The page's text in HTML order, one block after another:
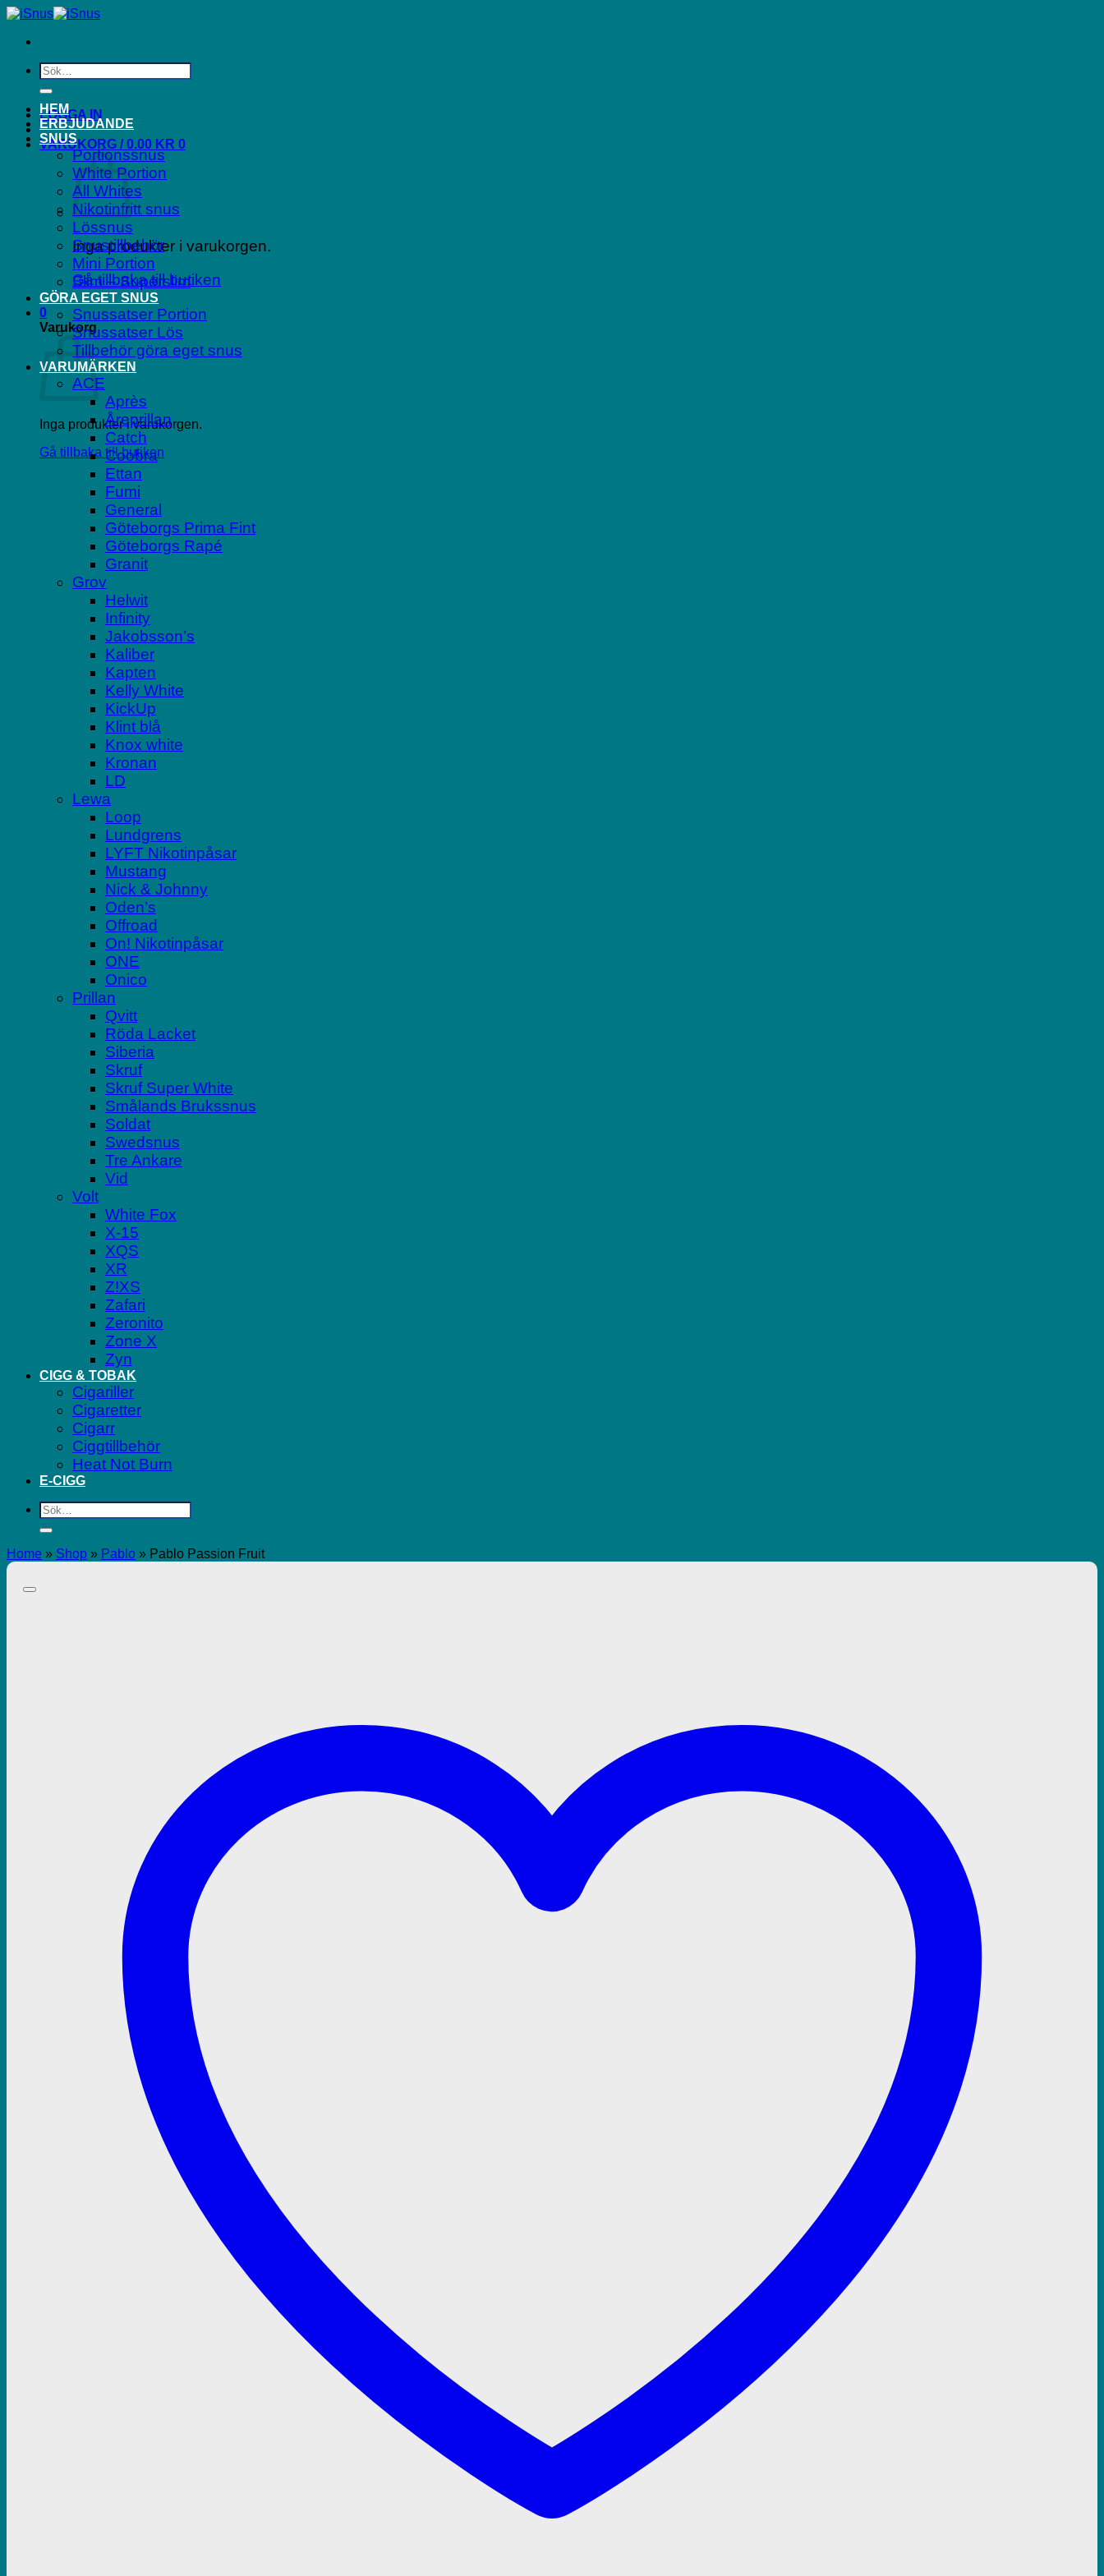
Skip
content
Sök
efter:
LOGGA IN
VARUKORG /0.00 KR 0
Inga produkter i varukorgen.
Gå tillbaka till butiken
0
Varukorg
Inga produkter i varukorgen.
Gå tillbaka till butiken
HEM
ERBJUDANDE
SNUS
Portionssnus
White Portion
All Whites
Nikotinfritt snus
Lössnus
Snustillbehör
Mini Portion
Slim – Superslim
GÖRA EGET SNUS
Snussatser Portion
Snussatser Lös
Tillbehör göra eget snus
VARUMÄRKEN
ACE
Après
Åreprillan
Catch
Coobra
Ettan
Fumi
General
Göteborgs Prima Fint
Göteborgs Rapé
Granit
Grov
Helwit
Infinity
Jakobsson’s
Kaliber
Kapten
Kelly White
KickUp
Klint blå
Knox white
Kronan
LD
Lewa
Loop
Lundgrens
LYFT Nikotinpåsar
Mustang
Nick & Johnny
Oden’s
Offroad
On! Nikotinpåsar
ONE
Onico
Prillan
Qvitt
Röda Lacket
Siberia
Skruf
Skruf Super White
Smålands Brukssnus
Soldat
Swedsnus
Tre Ankare
Vid
Volt
White Fox
X-15
XQS
XR
Z!XS
Zafari
Zeronito
Zone X
Zyn
CIGG & TOBAK
Cigariller
Cigaretter
Cigarr
Ciggtillbehör
Heat Not Burn
E-CIGG
Sök
efter:
Home » Shop » Pablo » Pablo Passion Fruit